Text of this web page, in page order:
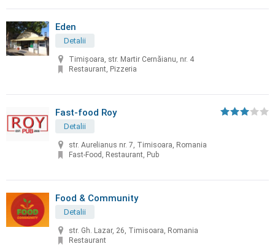
Eden
Detalii
Timișoara, str. Martir Cernăianu, nr. 4
Restaurant, Pizzeria
Fast-food Roy
Detalii
str. Aurelianus nr. 7, Timisoara, Romania
Fast-Food, Restaurant, Pub
Food & Community
Detalii
str. Gh. Lazar, 26, Timisoara, Romania
Restaurant